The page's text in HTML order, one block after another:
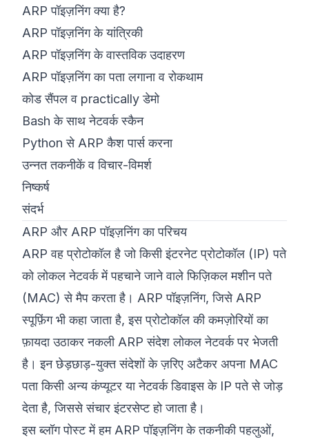
ARP पॉइज़निंग क्या है?
ARP पॉइज़निंग के यांत्रिकी
ARP पॉइज़निंग के वास्तविक उदाहरण
ARP पॉइज़निंग का पता लगाना व रोकथाम
कोड सैंपल व practically डेमो
Bash के साथ नेटवर्क स्कैन
Python से ARP कैश पार्स करना
उन्नत तकनीकें व विचार-विमर्श
निष्कर्ष
संदर्भ
ARP और ARP पॉइज़निंग का परिचय
ARP वह प्रोटोकॉल है जो किसी इंटरनेट प्रोटोकॉल (IP) पते
को लोकल नेटवर्क में पहचाने जाने वाले फिज़िकल मशीन पते
(MAC) से मैप करता है। ARP पॉइज़निंग, जिसे ARP
स्पूफ़िंग भी कहा जाता है, इस प्रोटोकॉल की कमज़ोरियों का
फ़ायदा उठाकर नकली ARP संदेश लोकल नेटवर्क पर भेजती
है। इन छेड़छाड़-युक्त संदेशों के ज़रिए अटैकर अपना MAC
पता किसी अन्य कंप्यूटर या नेटवर्क डिवाइस के IP पते से जोड़
देता है, जिससे संचार इंटरसेप्ट हो जाता है।
इस ब्लॉग पोस्ट में हम ARP पॉइज़निंग के तकनीकी पहलुओं,